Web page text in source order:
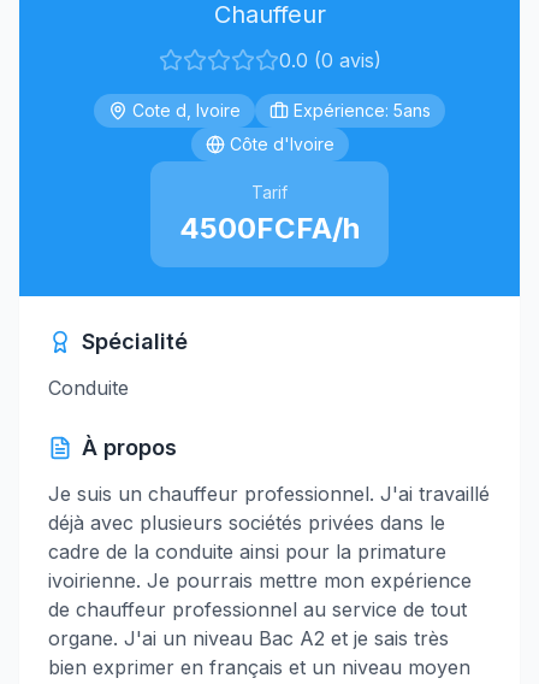
Chauffeur
0.0 (0 avis)
Cote d, Ivoire
Expérience: 5ans
Côte d'Ivoire
Tarif
4500FCFA/h
Spécialité
Conduite
À propos
Je suis un chauffeur professionnel. J'ai travaillé
déjà avec plusieurs sociétés privées dans le
cadre de la conduite ainsi pour la primature
ivoirienne. Je pourrais mettre mon expérience
de chauffeur professionnel au service de tout
organe. J'ai un niveau Bac A2 et je sais très
bien exprimer en français et un niveau moyen